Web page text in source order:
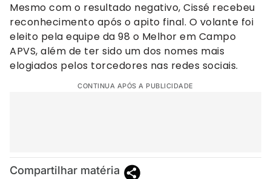
Mesmo com o resultado negativo, Cissé recebeu
reconhecimento após o apito final. O volante foi
eleito pela equipe da 98 o Melhor em Campo
APVS, além de ter sido um dos nomes mais
elogiados pelos torcedores nas redes sociais.
CONTINUA APÓS A PUBLICIDADE
Compartilhar matéria